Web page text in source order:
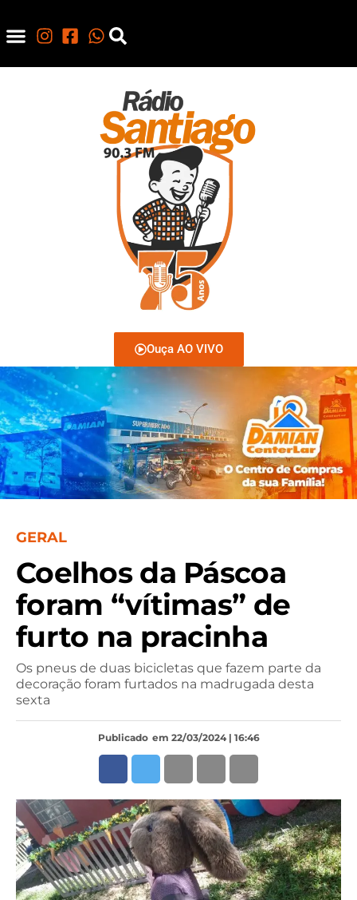
Ouça AO VIVO
GERAL
Coelhos da Páscoa
foram “vítimas” de
furto na pracinha
Os pneus de duas bicicletas que fazem parte da
decoração foram furtados na madrugada desta
sexta
Publicado em 22/03/2024 | 16:46